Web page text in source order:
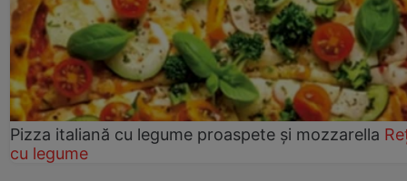
Pizza italiană cu legume proaspete și mozzarella
cu legume